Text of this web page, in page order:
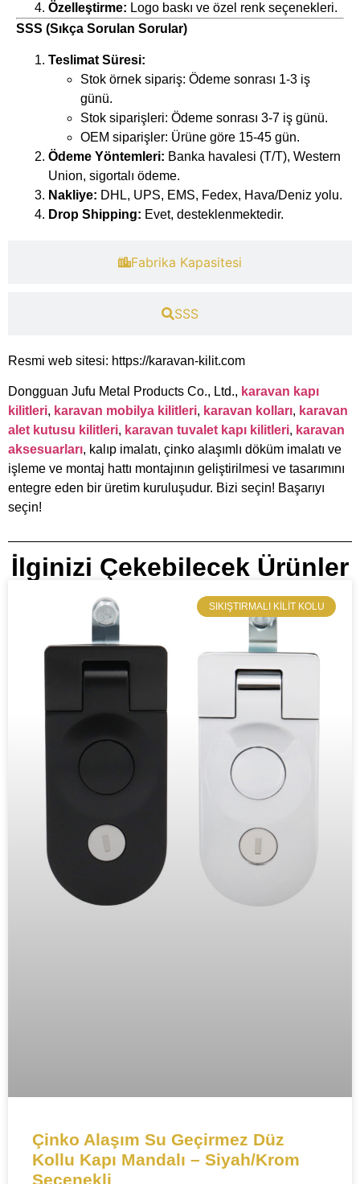
​Fabrika Kapasitesi​
​SSS
Özelleştirme: Logo baskı ve özel renk seçenekleri.
SSS (Sıkça Sorulan Sorular)
Teslimat Süresi:
Stok örnek sipariş: Ödeme sonrası 1-3 iş
günü.
Stok siparişleri: Ödeme sonrası 3-7 iş günü.
OEM siparişler: Ürüne göre 15-45 gün.
Ödeme Yöntemleri: Banka havalesi (T/T), Western
Union, sigortalı ödeme.
Nakliye: DHL, UPS, EMS, Fedex, Hava/Deniz yolu.
Drop Shipping: Evet, desteklenmektedir.
Resmi web sitesi: https://karavan-kilit.com
Dongguan Jufu Metal Products Co., Ltd., karavan kapı
kilitleri, karavan mobilya kilitleri, karavan kolları, karavan
alet kutusu kilitleri, karavan tuvalet kapı kilitleri, karavan
aksesuarları, kalıp imalatı, çinko alaşımlı döküm imalatı ve
işleme ve montaj hattı montajının geliştirilmesi ve tasarımını
entegre eden bir üretim kuruluşudur. Bizi seçin! Başarıyı
seçin!
İlginizi Çekebilecek Ürünler
SIKIŞTIRMALI KILIT KOLU​
Çinko Alaşım Su Geçirmez Düz
Kollu Kapı Mandalı – Siyah/Krom
Seçenekli